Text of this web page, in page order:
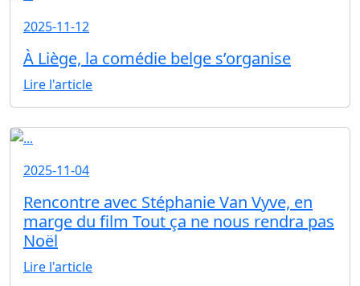
2025-11-12
À Liège, la comédie belge s’organise
Lire l'article
2025-11-04
Rencontre avec Stéphanie Van Vyve, en
marge du film Tout ça ne nous rendra pas
Noël
Lire l'article